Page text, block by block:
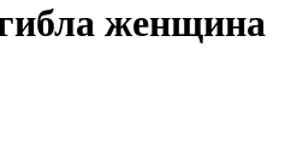
женщина